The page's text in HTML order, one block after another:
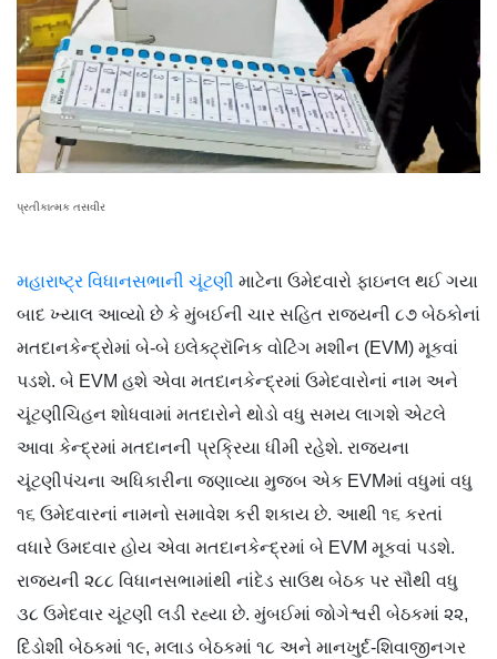
પ્રતીકાત્મક તસવીર
મહારાષ્ટ્ર વિધાનસભાની ચૂંટણી માટેના ઉમેદવારો ફાઇનલ થઈ ગયા
બાદ ખ્યાલ આવ્યો છે કે મુંબઈની ચાર સહિત રાજ્યની ૮૭ બેઠકોનાં
મતદાનકેન્દ્રોમાં બે-બે ઇલેક્ટ્રૉનિક વોટિંગ મશીન (EVM) મૂકવાં
પડશે. બે EVM હશે એવા મતદાનકેન્દ્રમાં ઉમેદવારોનાં નામ અને
ચૂંટણીચિહન શોધવામાં મતદારોને થોડો વધુ સમય લાગશે એટલે
આવા કેન્દ્રમાં મતદાનની પ્રક્રિયા ધીમી રહેશે. રાજ્યના
ચૂંટણીપંચના અધિકારીના જણાવ્યા મુજબ એક EVMમાં વધુમાં વધુ
૧૬ ઉમેદવારનાં નામનો સમાવેશ કરી શકાય છે. આથી ૧૬ કરતાં
વધારે ઉમદવાર હોય એવા મતદાનકેન્દ્રમાં બે EVM મૂકવાં પડશે.
રાજ્યની ૨૮૮ વિધાનસભામાંથી નાંદેડ સાઉથ બેઠક પર સૌથી વધુ
૩૮ ઉમેદવાર ચૂંટણી લડી રહ્યા છે. મુંબઈમાં જોગેશ્વરી બેઠકમાં ૨૨,
દિંડોશી બેઠકમાં ૧૯, મલાડ બેઠકમાં ૧૮ અને માનખુર્દ-શિવાજીનગર